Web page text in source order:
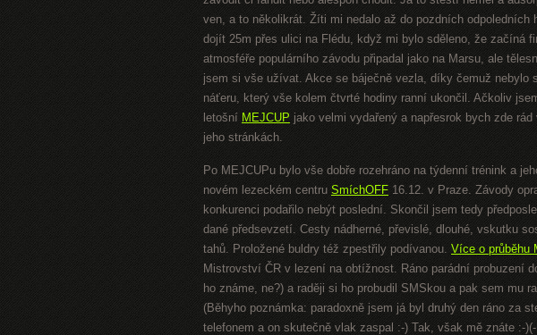
ven, a to několikrát. Žíti mi nedalo až do pozdních
dojít 25m přes ulici na Flédu, když mi bylo sděleno, že začíná
atmosféře populárního závodu připadal jako na Marsu, ale
jsem si vše užívat. Akce se báječně vezla, díky čemuž nebylo
náťeru, který vše kolem čtvrté hodiny ranní ukončil. Ačkoliv
letošní MEJCUP jako velmi vydařený a napřesrok bych zde
jeho stránkách.
Po MEJCUPu bylo vše dobře rozehráno na týdenní trénink a
novém lezeckém centru SmíchOFF 16.12. v Praze. Závody
konkurenci podařilo nebýt poslední. Skončil jsem tedy
dané předsevzetí. Cesty nádherné, převislé, dlouhé, vskutku
tahů. Proložené buldry též zpestřily podívanou. Více o průběhu
Mistrovství ČR v lezení na obtížnost. Ráno parádní probuzení
ho známe, ne?) a raději si ho probudil SMSkou a pak sem mu
(Běhyho poznámka: paradoxně jsem já byl druhý den ráno za
telefonem a on skutečně vlak zaspal :-) Tak, však mě znáte :-